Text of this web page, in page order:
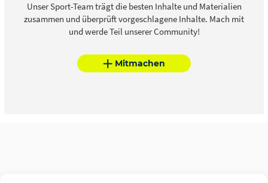
Unser Sport-Team trägt die besten Inhalte und Materialien
zusammen und überprüft vorgeschlagene Inhalte. Mach mit
und werde Teil unserer Community!
Mitmachen